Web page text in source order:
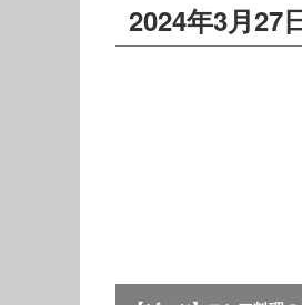
2024年3月27